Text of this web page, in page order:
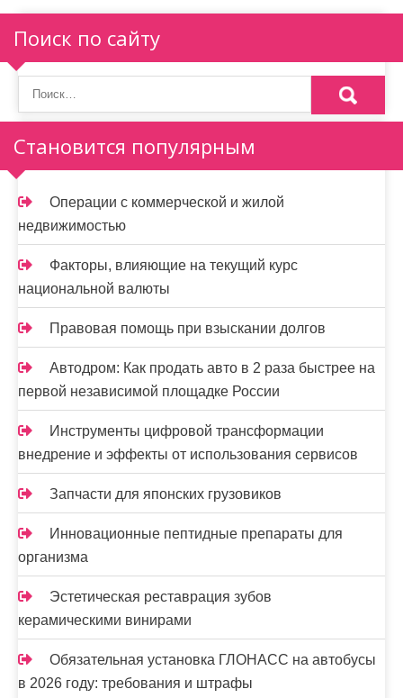
и
я
п
о
з
а
п
и
с
я
м
Поиск по сайту
Становится популярным
Операции с коммерческой и жилой
недвижимостью
Факторы, влияющие на текущий курс
национальной валюты
Правовая помощь при взыскании долгов
Автодром: Как продать авто в 2 раза быстрее на
первой независимой площадке России
Инструменты цифровой трансформации
внедрение и эффекты от использования сервисов
Запчасти для японских грузовиков
Инновационные пептидные препараты для
организма
Эстетическая реставрация зубов
керамическими винирами
Обязательная установка ГЛОНАСС на автобусы
в 2026 году: требования и штрафы